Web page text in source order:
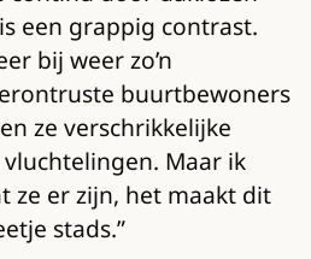
een grappig contrast.
bij weer zo’n
buurtbewoners
ze verschrikkelijke
Maar ik
ze er zijn, het maakt dit
stads.”